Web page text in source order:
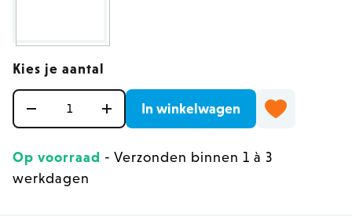
Kies je aantal
In winkelwagen
Op voorraad - Verzonden binnen 1 à 3
werkdagen